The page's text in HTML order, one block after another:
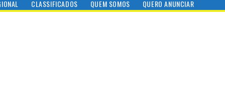
CLASSIFICADOS QUEM SOMOS QUERO ANUNCIAR